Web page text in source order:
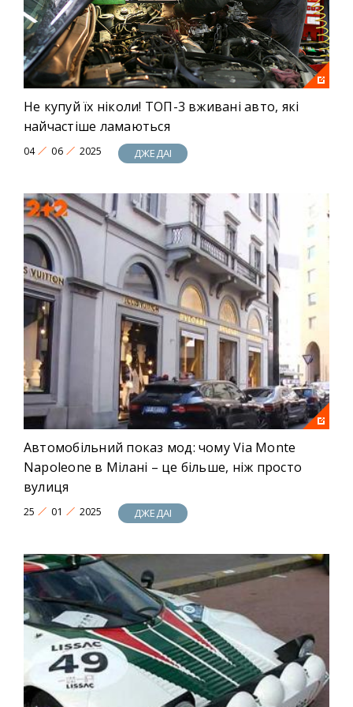
Не купуй їх ніколи! ТОП-3 вживані авто, які
найчастіше ламаються
04 06 2025 ДЖЕДАІ
Автомобільний показ мод: чому Via Monte
Napoleone в Мілані – це більше, ніж просто
вулиця
25 01 2025 ДЖЕДАІ